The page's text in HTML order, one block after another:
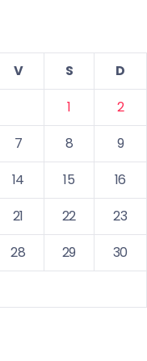
V S
D
1
2
7 8
9
14 15
16
21 22
23
28 29
30